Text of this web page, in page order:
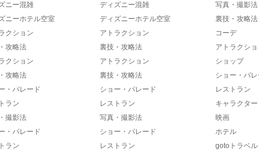
ニー混雑
ニーホテル空室
クション
攻略法
クション
攻略法
・パレード
ラン
撮影法
・パレード
ラン
ディズニー混雑
ディズニーホテル空室
アトラクション
裏技・攻略法
アトラクション
裏技・攻略法
ショー・パレード
レストラン
写真・撮影法
ショー・パレード
レストラン
写真・撮影法
裏技・攻略法
コーデ
アトラクシ
ショップ
ショー・パ
レストラン
キャラクター
映画
ホテル
gotoトラベル